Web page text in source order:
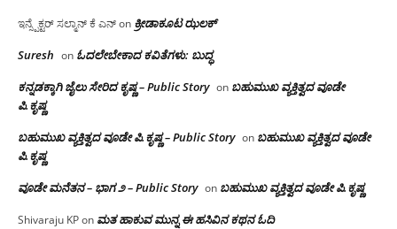
ಇನ್ಸ್ಪೆಕ್ಟರ್ ಸಲ್ಮಾನ್ ಕೆ ಎನ್on ಕ್ರೀಡಾಕೂಟ ಝಲಕ್
Suresh on ಓದಲೇಬೇಕಾದ‌ ಕವಿತೆಗಳು: ಬುದ್ಧ
ಕನ್ನಡಕ್ಕಾಗಿ ಜೈಲು ಸೇರಿದ ಕೃಷ್ಣ – Public Story on ಬಹುಮುಖ ವ್ಯಕ್ತಿತ್ವದ ವೂಡೇ
ಪಿ.ಕೃಷ್ಣ
ಬಹುಮುಖ ವ್ಯಕ್ತಿತ್ವದ ವೂಡೇ ಪಿ.ಕೃಷ್ಣ – Public Story on ಬಹುಮುಖ ವ್ಯಕ್ತಿತ್ವದ ವೂಡೇ
ಪಿ.ಕೃಷ್ಣ
ವೂಡೇ ಮನೆತನ – ಭಾಗ ೨ – Public Story on ಬಹುಮುಖ ವ್ಯಕ್ತಿತ್ವದ ವೂಡೇ ಪಿ.ಕೃಷ್ಣ
Shivaraju KPon ಮತ ಹಾಕುವ ಮುನ್ನ ಈ ಹಸಿವಿನ ಕಥನ ಓದಿ